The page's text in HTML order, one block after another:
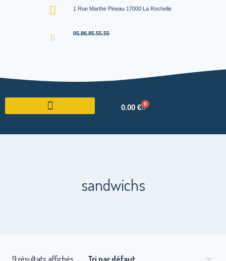
1 Rue Marthe Pineau 17000 La Rochelle
05.86.85.55.55
0.00 € 0
sandwichs
9 résultats affichés